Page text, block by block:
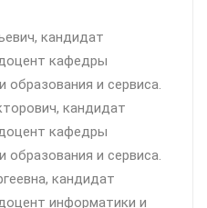
кандидат
доцент кафедры
образования и сервиса.
кандидат
доцент кафедры
образования и сервиса.
кандидат
информатики и